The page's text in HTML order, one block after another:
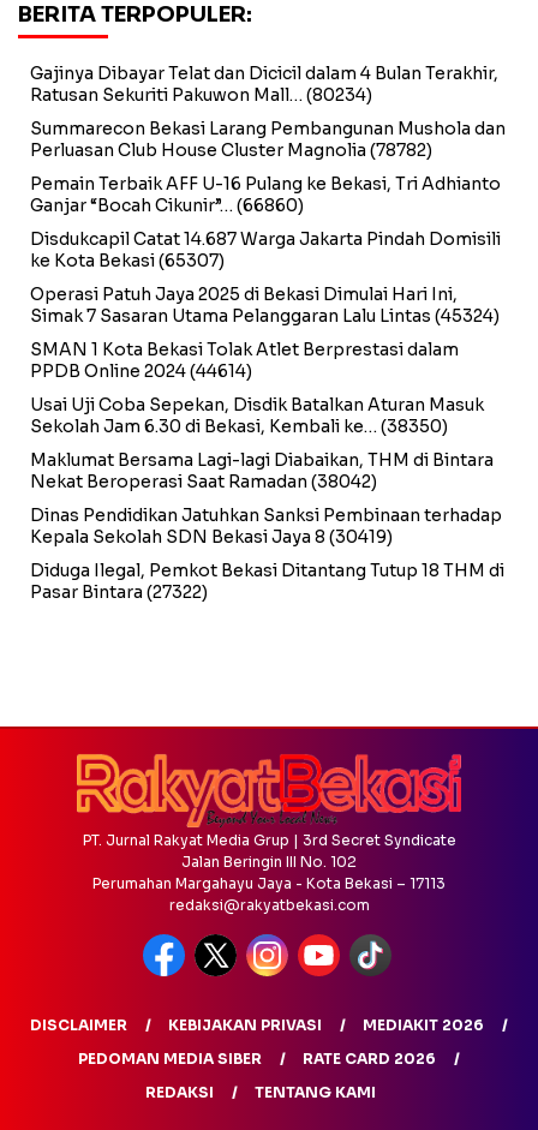
BERITA TERPOPULER:
Gajinya Dibayar Telat dan Dicicil dalam 4 Bulan Terakhir,
Ratusan Sekuriti Pakuwon Mall… (80234)
Summarecon Bekasi Larang Pembangunan Mushola dan
Perluasan Club House Cluster Magnolia (78782)
Pemain Terbaik AFF U-16 Pulang ke Bekasi, Tri Adhianto
Ganjar “Bocah Cikunir”… (66860)
Disdukcapil Catat 14.687 Warga Jakarta Pindah Domisili
ke Kota Bekasi(65307)
Operasi Patuh Jaya 2025 di Bekasi Dimulai Hari Ini,
Simak 7 Sasaran Utama Pelanggaran Lalu Lintas (45324)
SMAN 1 Kota Bekasi Tolak Atlet Berprestasi dalam
PPDB Online 2024(44614)
Usai Uji Coba Sepekan, Disdik Batalkan Aturan Masuk
Sekolah Jam 6.30 di Bekasi, Kembali ke… (38350)
Maklumat Bersama Lagi-lagi Diabaikan, THM di Bintara
Nekat Beroperasi Saat Ramadan (38042)
Dinas Pendidikan Jatuhkan Sanksi Pembinaan terhadap
Kepala Sekolah SDN Bekasi Jaya 8 (30419)
Diduga Ilegal, Pemkot Bekasi Ditantang Tutup 18 THM di
Pasar Bintara (27322)
PT. Jurnal Rakyat Media Grup | 3rd Secret Syndicate
Jalan Beringin III No. 102
Perumahan Margahayu Jaya - Kota Bekasi – 17113
redaksi@rakyatbekasi.com
DISCLAIMER KEBIJAKAN PRIVASI
MEDIAKIT 2026
PEDOMAN MEDIA SIBER
RATE CARD 2026
REDAKSI
TENTANG KAMI